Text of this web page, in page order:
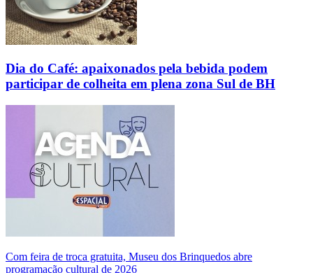
Dia do Café: apaixonados pela bebida podem
participar de colheita em plena zona Sul de BH
Com feira de troca gratuita, Museu dos Brinquedos abre
programação cultural de 2026